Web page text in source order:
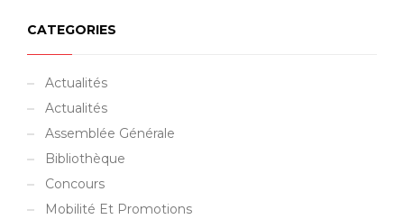
CATEGORIES
Actualités
Actualités
Assemblée Générale
Bibliothèque
Concours
Mobilité Et Promotions